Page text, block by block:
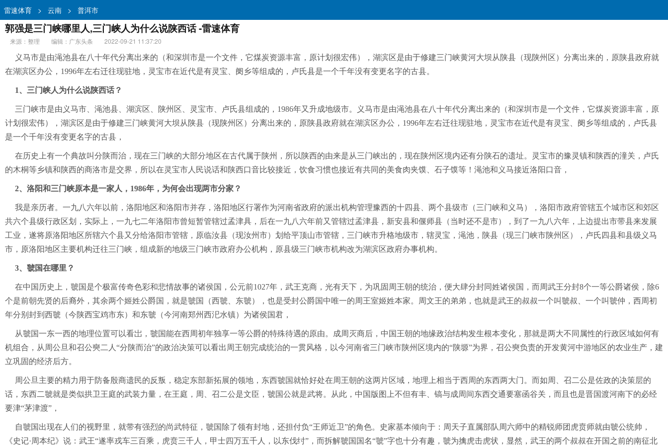
雷速体育 > 云南 > 普洱市
郭强是三门峡哪里人,三门峡人为什么说陕西话 -雷速体育
来源：整理 编辑：广东头条
2022-09-21 11:37:20
义马市是由渑池县在八十年代分离出来的（和深圳市是一个文件，它煤炭资源丰富，原计划很宏伟），湖滨区是由于修建三门峡黄河大坝从陕县（现陕州区）分离出来的，原陕县政府就
在湖滨区办公，1996年左右迁往现驻地，灵宝市在近代是有灵宝、阌乡等组成的，卢氏县是一个千年没有变更名字的古县。
1、三门峡人为什么说陕西话？
三门峡市是由义马市、渑池县、湖滨区、陕州区、灵宝市、卢氏县组成的，1986年又升成地级市。义马市是由渑池县在八十年代分离出来的（和深圳市是一个文件，它煤炭资源丰富，原
计划很宏伟），湖滨区是由于修建三门峡黄河大坝从陕县（现陕州区）分离出来的，原陕县政府就在湖滨区办公，1996年左右迁往现驻地，灵宝市在近代是有灵宝、阌乡等组成的，卢氏县
是一个千年没有变更名字的古县，
在历史上有一个典故叫分陕而治，现在三门峡的大部分地区在古代属于陕州，所以陕西的由来是从三门峡出的，现在陕州区境内还有分陕石的遗址。灵宝市的豫灵镇和陕西的潼关，卢氏
的木桐等乡镇和陕西的商洛市是交界，所以在灵宝市人民说话和陕西口音比较接近，饮食习惯也接近有共同的美食肉夹馍、石子馍等！渑池和义马接近洛阳口音，
2、洛阳和三门峡原本是一家人，1986年，为何会出现两市分家？
我是亲历者。一九八六年以前，洛阳地区和洛阳市并存，洛阳地区行署作为河南省政府的派出机构管理豫西的十四县、两个县级市（三门峡和义马），洛阳市政府管辖五个城市区和郊区
共六个县级行政区划，实际上，一九七二年洛阳市曾短暂管辖过孟津具，后在一九八六年前又管辖过孟津县，新安县和偃师县（当时还不是市），到了一九八六年，上边提出市带县来发展
工业，遂将原洛阳地区所辖六个县又分给洛阳市管辖，原临汝县（现汝州市）划给平顶山市管辖，三门峡市升格地级市，辖灵宝，渑池，陕县（现三门峡市陕州区），卢氏四县和县级义马
市，原洛阳地区主要机构迁往三门峡，组成新的地级三门峡市政府办公机构，原县级三门峡市机构改为湖滨区政府办事机构。
3、虢国在哪里？
在中国历史上，虢国是个极富传奇色彩和悲情故事的诸侯国，公元前1027年，武王克商，光有天下，为巩固周王朝的统治，便大肆分封同姓诸侯国，而周武王分封8个一等公爵诸侯，除6
个是前朝先贤的后裔外，其余两个姬姓公爵国，就是虢国（西虢、东虢），也是受封公爵国中唯一的周王室姬姓本家。周文王的弟弟，也就是武王的叔叔一个叫虢叔、一个叫虢仲，西周初
年分别封到西虢（今陕西宝鸡市东）和东虢（今河南郑州西汜水镇）为诸侯国君，
从虢国一东一西的地理位置可以看岀，虢国能在西周初年独享一等公爵的特殊待遇的原由。成周灭商后，中国王朝的地缘政治结构发生根本变化，那就是两大不同属性的行政区域如何有
机组合，从周公旦和召公奭二人“分陕而治”的政治决策可以看出周王朝完成统治的一贯风格，以今河南省三门峡市陕州区境内的“陕塬”为界，召公奭负责的开发黄河中游地区的农业生产，建
立巩固的经济后方。
周公旦主要的精力用于防备殷商遗民的反叛，稳定东部新拓展的领地，东西虢国就恰好处在周王朝的这两片区域，地理上相当于西周的东西两大门。而如周、召二公是佐政的决策层的
话，东西二虢就是类似拱卫王庭的武装力量，在王庭，周、召二公是文臣，虢国公就是武将。从此，中国版图上不但有丰、镐与成周间东西交通要塞函谷关，而且也是晋国渡河南下的必经
要津“茅津渡”，
自虢国出现在人们的视野里，就带有强烈的尚武特征，虢国除了领有封地，还担付负“王师近卫”的角色。史家基本倾向于：周天子直属部队周六师中的精锐师团虎贲师就由虢公统帅，
《史记·周本纪》说：武王“遂率戎车三百乘，虎贲三千人，甲士四万五千人，以东伐纣”，而拆解虢国国名“虢”字也十分有趣，虢为擒虎击虎状，显然，武王的两个叔叔在开国之前的南征北